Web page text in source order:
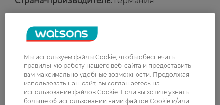
Рейтинг и отзывы
0
З 0 відгуків
0 відгуків
Мы используем файлы Cookie, чтобы обеспечить
правильную работу нашего веб-сайта и предоставить
вам максимально удобные возможности. Продолжая
использовать наш сайт, вы соглашаетесь на
использование файлов Cookie. Если вы хотите узнать
больше об использовании нами файлов Cookie и/или